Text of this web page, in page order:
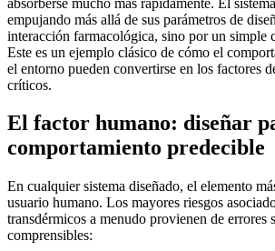
empujando más allá de sus parámetros de
interacción farmacológica, sino por un simple
Este es un ejemplo clásico de cómo el
el entorno pueden convertirse en los factores
críticos.
El factor humano: diseñar
comportamiento predecible
En cualquier sistema diseñado, el elemento
usuario humano. Los mayores riesgos
transdérmicos a menudo provienen de errores
comprensibles: